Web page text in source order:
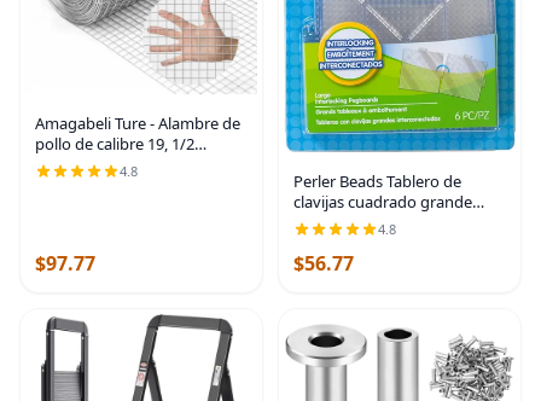
Amagabeli Ture - Alambre de
pollo de calibre 19, 1/2
pulgada, 16 pulgadas x 6
pies, alambre soldado doble
4.8
$97.77
Perler Beads Tablero de
clavijas cuadrado grande
para manualidades infantiles,
4 unidades
4.8
$56.77